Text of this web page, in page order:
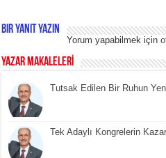
Bir yanıt yazın
Yorum yapabilmek için
YAZAR MAKALELERİ
Tutsak Edilen Bir Ruhun
Tek Adaylı Kongrelerin